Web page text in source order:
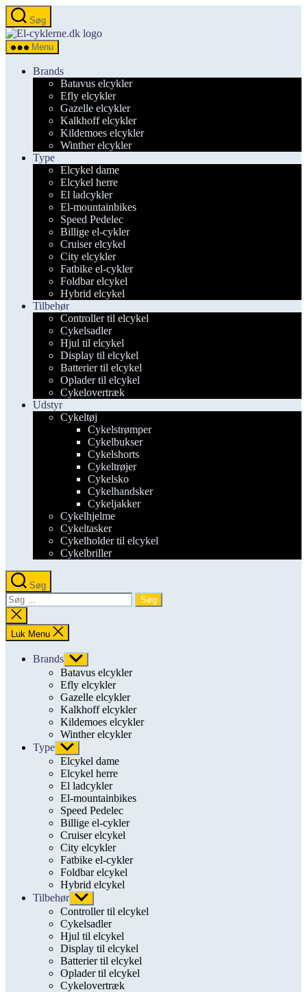
Spring
til
indholdet
Søg
el-
Menu
Brands
Batavus elcykler
Efly elcykler
Gazelle elcykler
Kalkhoff elcykler
Kildemoes elcykler
Winther elcykler
Type
Elcykel dame
Elcykel herre
El ladcykler
El-mountainbikes
Speed Pedelec
Billige el-cykler
Cruiser elcykel
City elcykler
Fatbike el-cykler
Foldbar elcykel
Hybrid elcykel
Tilbehør
Controller til elcykel
Cykelsadler
Hjul til elcykel
Display til elcykel
Batterier til elcykel
Oplader til elcykel
Cykelovertræk
Udstyr
Cykeltøj
Cykelstrømper
Cykelbukser
Cykelshorts
Cykeltrøjer
Cykelsko
Cykelhandsker
Cykeljakker
Cykelhjelme
Cykeltasker
Cykelholder til elcykel
Cykelbriller
Søg
Søg
efter:
Luk
søgning
Luk Menu
Brands Vis
undermenu
Batavus elcykler
Efly elcykler
Gazelle elcykler
Kalkhoff elcykler
Kildemoes elcykler
Winther elcykler
Type Vis
undermenu
Elcykel dame
Elcykel herre
El ladcykler
El-mountainbikes
Speed Pedelec
Billige el-cykler
Cruiser elcykel
City elcykler
Fatbike el-cykler
Foldbar elcykel
Hybrid elcykel
Tilbehør Vis
undermenu
Controller til elcykel
Cykelsadler
Hjul til elcykel
Display til elcykel
Batterier til elcykel
Oplader til elcykel
Cykelovertræk